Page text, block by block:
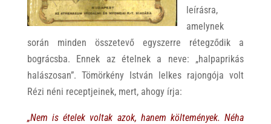
leírásra,
amelynek
során minden összetevő egyszerre rétegződik a
bográcsba. Ennek az ételnek a neve: „halpaprikás
halászosan”. Tömörkény István lelkes rajongója volt
Rézi néni receptjeinek, mert, ahogy írja:
„Nem is ételek voltak azok, hanem költemények. Néha